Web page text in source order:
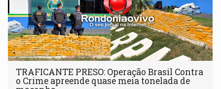
TRAFICANTE PRESO: Operação Brasil Contra
o Crime apreende quase meia tonelada de